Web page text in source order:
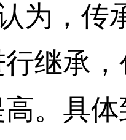
，传承
行继承
。具